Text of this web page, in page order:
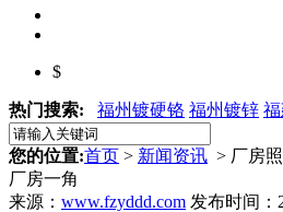
$
热门搜索: 福州镀硬铬 福州镀锌
您的位置:首页 > 新闻资讯 > 厂房
厂房一角
来源： www.fzyddd.com 发布时间：